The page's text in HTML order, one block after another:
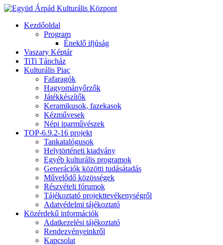
Kezdőoldal
Program
Éneklő ifjúság
Vaszary Képtár
TiTi Táncház
Kulturális Piac
Fafaragók
Hagyományőrzők
Játékkészítők
Keramikusok, fazekasok
Kézművesek
Népi iparművészek
TOP-6.9.2-16 projekt
Tankatalógusok
Helytörténeti kiadvány
Egyéb kulturális programok
Generációk közötti tudásátadás
Művelődő közösségek
Részvételi fórumok
Tájékoztató projekttevékenységről
Adatvédelmi tájékoztató
Közérdekű információk
Adatkezelési tájékoztató
Rendezvényeinkről
Kapcsolat